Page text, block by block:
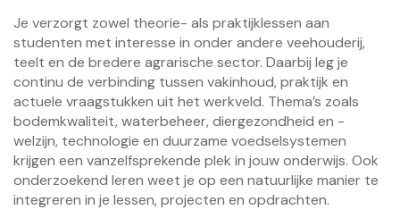
Je verzorgt zowel theorie- als praktijklessen aan
studenten met interesse in onder andere veehouderij,
teelt en de bredere agrarische sector. Daarbij leg je
continu de verbinding tussen vakinhoud, praktijk en
actuele vraagstukken uit het werkveld. Thema’s zoals
bodemkwaliteit, waterbeheer, diergezondheid en -
welzijn, technologie en duurzame voedselsystemen
krijgen een vanzelfsprekende plek in jouw onderwijs. Ook
onderzoekend leren weet je op een natuurlijke manier te
integreren in je lessen, projecten en opdrachten.